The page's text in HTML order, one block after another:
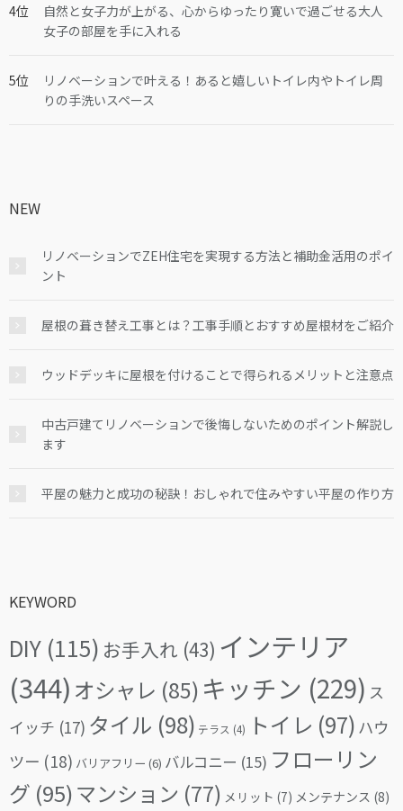
自然と女子力が上がる、心からゆったり寛いで過ごせる大人
女子の部屋を手に入れる
リノベーションで叶える！あると嬉しいトイレ内やトイレ周
りの手洗いスペース
NEW
リノベーションでZEH住宅を実現する方法と補助金活用のポイ
ント
屋根の葺き替え工事とは？工事手順とおすすめ屋根材をご紹介
ウッドデッキに屋根を付けることで得られるメリットと注意点
中古戸建てリノベーションで後悔しないためのポイント解説し
ます
平屋の魅力と成功の秘訣！おしゃれで住みやすい平屋の作り方
KEYWORD
DIY (115) お手入れ (43) インテリア
(344) オシャレ (85) キッチン (229) ス
イッチ (17) タイル (98) テラス (4) トイレ (97) ハウ
ツー (18) バリアフリー (6) バルコニー (15) フローリン
グ (95)マンション (77) メリット (7) メンテナンス (8)